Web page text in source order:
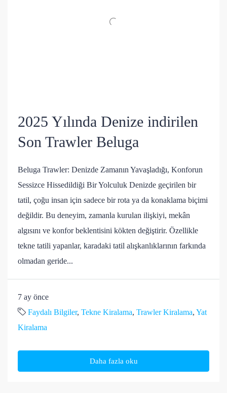
2025 Yılında Denize indirilen
Son Trawler Beluga
Beluga Trawler: Denizde Zamanın Yavaşladığı, Konforun
Sessizce Hissedildiği Bir Yolculuk Denizde geçirilen bir
tatil, çoğu insan için sadece bir rota ya da konaklama biçimi
değildir. Bu deneyim, zamanla kurulan ilişkiyi, mekân
algısını ve konfor beklentisini kökten değiştirir. Özellikle
tekne tatili yapanlar, karadaki tatil alışkanlıklarının farkında
olmadan geride...
7 ay önce
Faydalı Bilgiler, Tekne Kiralama, Trawler Kiralama, Yat
Kiralama
Daha fazla oku